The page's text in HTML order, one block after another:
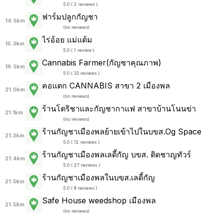
5.0 ( 2 reviews )
14.5km ฟาร์มปลูกกัญชา
(no reviews)
15.3km ไร่อ้อย แม่แต้ม
5.0 ( 1 review )
19.5km Cannabis Farmer(กัญชาคุณภาพ)
5.0 ( 33 reviews )
21.0km คอแตก CANNABIS สาขา 2 เมืองพล
(no reviews)
21.1km ร้านโตริชาและกัญชากาแฟ สาขาบ้านโนนข่า
(no reviews)
21.3km ร้านกัญชาเมืองพลย้ายเข้าไปในบขส.Og Space
5.0 ( 12 reviews )
21.4km ร้านกัญชาเมืองพลเลดี้กัญ บขส. ติดชาญทัวร์
5.0 ( 27 reviews )
21.5km ร้านกัญชาเมืองพลในบขส.เลดี้กัญ
5.0 ( 9 reviews )
21.5km Safe House weedshop เมืองพล
(no reviews)